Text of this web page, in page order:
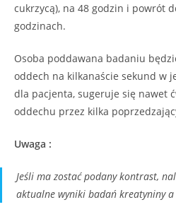
cukrzycą), na 48 godzin i powrót
godzinach.
Osoba poddawana badaniu
oddech na kilkanaście sekund w
dla pacjenta, sugeruje się nawet
oddechu przez kilka
Uwaga :
Jeśli ma zostać podany kontrast,
aktualne wyniki badań kreatyniny a